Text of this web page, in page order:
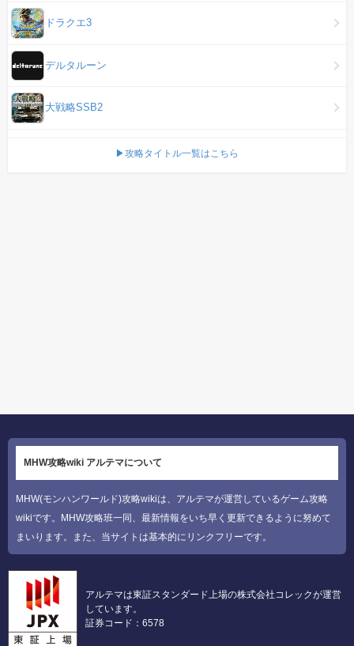
ドラクエ3
デルタルーン
大戦略SSB2
▶攻略タイトル一覧はこちら
MHW攻略wiki アルテマについて
MHW(モンハンワールド)攻略wikiは、アルテマが運営しているゲーム攻略
wikiです。MHW攻略班一同、最新情報をいち早く更新できるように努めて
まいります。また、当サイトは基本的にリンクフリーです。
アルテマは東証スタンダード上場の株式会社コレックが運営
しています。
証券コード：6578